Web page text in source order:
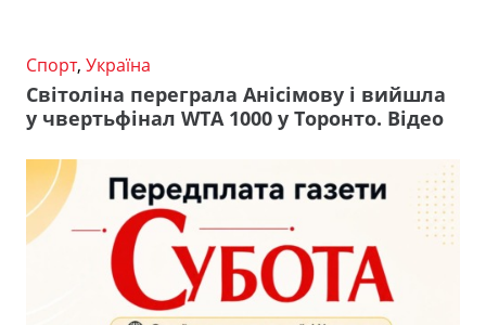
Спорт, Україна
Світоліна переграла Анісімову і вийшла
у чвертьфінал WTA 1000 у Торонто. Відео